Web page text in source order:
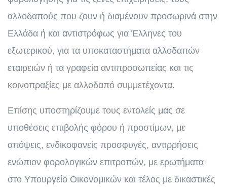
αλλοδαπούς που ζουν ή διαμένουν προσωρινά στην
Ελλάδα ή και αντιστρόφως για Έλληνες του
εξωτερικού, για τα υποκαταστήματα αλλοδαπών
εταιρειών ή τα γραφεία αντιπροσωπείας και τις
κοινοπραξίες με αλλοδαπό συμμετέχοντα.
Επίσης υποστηρίζουμε τους εντολείς μας σε
υποθέσεις επιβολής φόρου ή προστίμων, με
απόψεις, ενδικοφανείς προσφυγές, αντιρρήσεις
ενώπιον φορολογικών επιτροπών, με ερωτήματα
στο Υπουργείο Οικονομικών και τέλος με δικαστικές